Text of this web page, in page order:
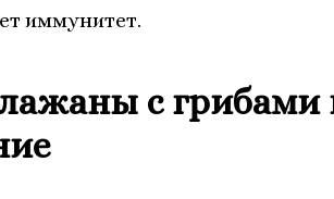
иммунитет.
с